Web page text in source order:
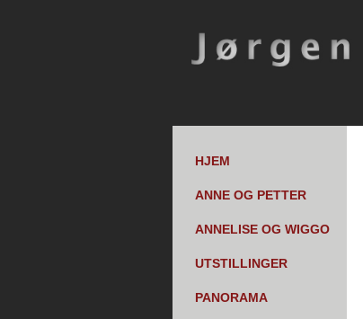
HJEM
ANNE OG PETTER
ANNELISE OG WIGGO
UTSTILLINGER
PANORAMA